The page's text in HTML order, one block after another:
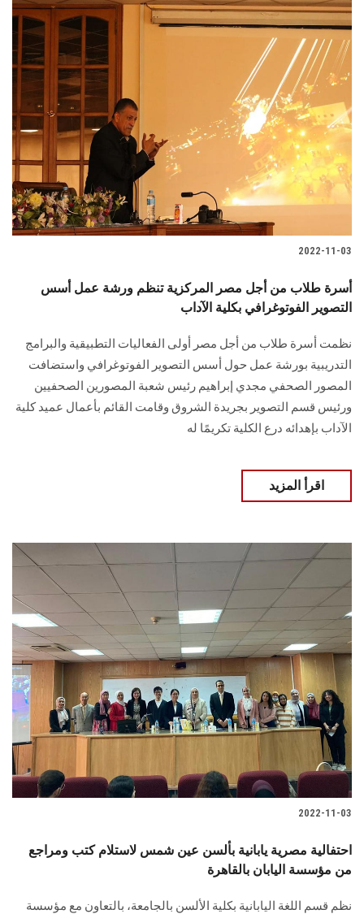
الإعلام
تواصل معنا
الطلاب
هيئة التدريس
الدراسات العليا
الزائـرون
سجل الان
2022-11-03
أسرة طلاب من أجل مصر المركزية تنظم ورشة عمل أسس
التصوير الفوتوغرافي بكلية الآداب
نظمت أسرة طلاب من أجل مصر أولى الفعاليات التطبيقية والبرامج
التدريبية بورشة عمل حول أسس التصوير الفوتوغرافي واستضافت
المصور الصحفي مجدي إبراهيم رئيس شعبة المصورين الصحفيين
ورئيس قسم التصوير بجريدة الشروق وقامت القائم بأعمال عميد كلية
الآداب بإهدائه درع الكلية تكريمًا له
اقرأ المزيد
2022-11-03
احتفالية مصرية يابانية بألسن عين شمس لاستلام كتب ومراجع
من مؤسسة اليابان بالقاهرة
نظم قسم اللغة اليابانية بكلية الألسن بالجامعة، بالتعاون مع مؤسسة